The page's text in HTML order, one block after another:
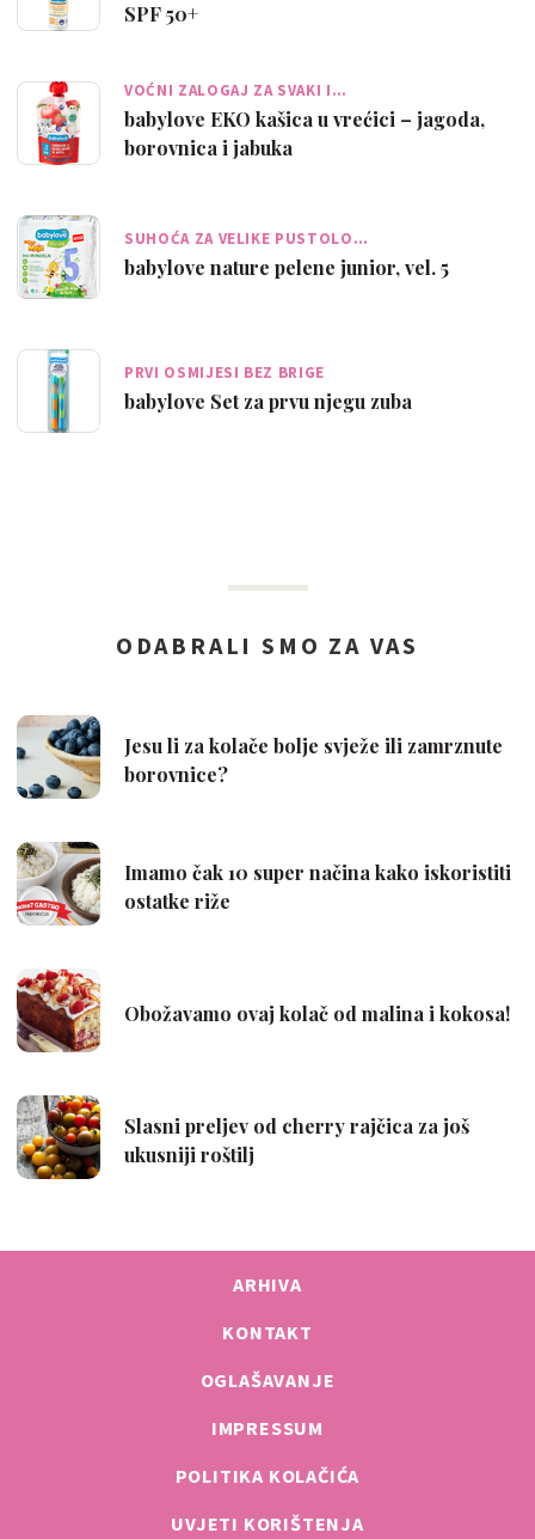
SPF 50+
VOĆNI ZALOGAJ ZA SVAKI I…
babylove EKO kašica u vrećici – jagoda,
borovnica i jabuka
SUHOĆA ZA VELIKE PUSTOLO…
babylove nature pelene junior, vel. 5
PRVI OSMIJESI BEZ BRIGE
babylove Set za prvu njegu zuba
ARHIVA
KONTAKT
OGLAŠAVANJE
IMPRESSUM
POLITIKA KOLAČIĆA
UVJETI KORIŠTENJA